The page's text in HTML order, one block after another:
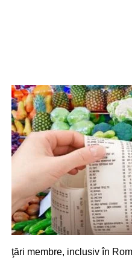
ţări membre, inclusiv în